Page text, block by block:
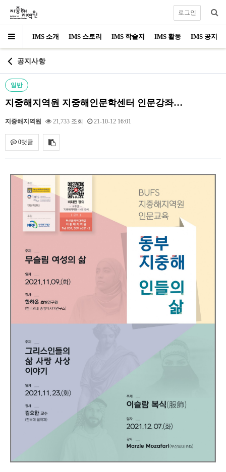
IMS 소개 IMS 스토리 IMS 학술지 IMS 활동 IMS 공지
로그인
공지사항
일반
지중해지역원 지중해인문학센터 인문강좌…
지중해지역원 21,733 조회 21-10-12 16:01
0댓글
내용